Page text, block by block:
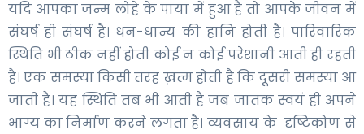
यदि आपका जन्म लोहे के पाया में हुआ है तो आपके जीवन में
संघर्ष ही संघर्ष है। धन-धान्य की हानि होती है। पारिवारिक
स्थिति भी ठीक नहीं होती कोई न कोई परेशानी आती ही रहती
है। एक समस्या किसी तरह ख़त्म होती है कि दूसरी समस्या आ
जाती है। यह स्थिति तब भी आती है जब जातक स्वयं ही अपने
भाग्य का निर्माण करने लगता है। व्यवसाय के दृष्टिकोण से